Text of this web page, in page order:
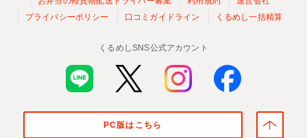
プライバシーポリシー
口コミガイドライン くるめし一括精算
くるめしSNS公式アカウント
PC版はこちら